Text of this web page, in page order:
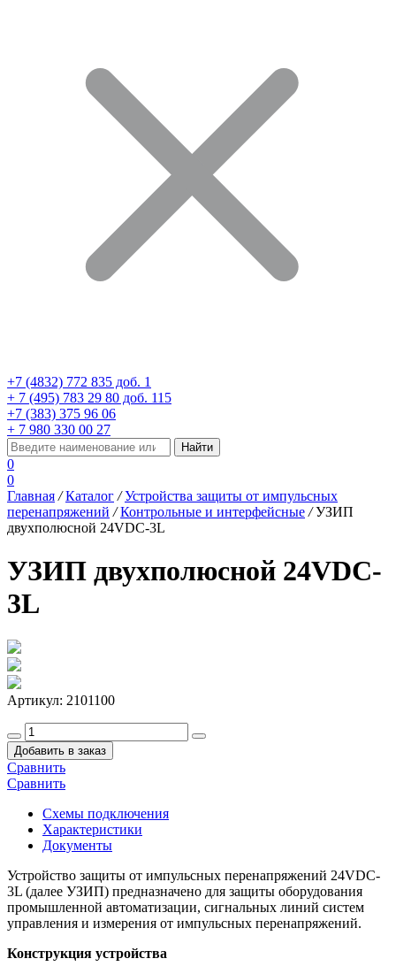
+7 (4832) 772 835 доб. 1
+ 7 (495) 783 29 80 доб. 115
+7 (383) 375 96 06
+ 7 980 330 00 27
0
0
Главная / Каталог / Устройства защиты от импульсных
перенапряжений / Контрольные и интерфейсные / УЗИП
двухполюсной 24VDC-3L
УЗИП двухполюсной 24VDC-
3L
Артикул: 2101100
Добавить в заказ
Сравнить
Сравнить
Схемы подключения
Характеристики
Документы
Устройство защиты от импульсных перенапряжений 24VDC-
3L (далее УЗИП) предназначено для защиты оборудования
промышленной автоматизации, сигнальных линий систем
управления и измерения от импульсных перенапряжений.
Конструкция устройства